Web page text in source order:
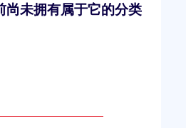
尚未拥有属于它的分类